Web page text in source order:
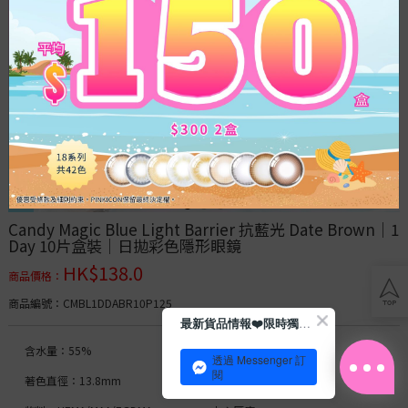
Acuvue
博
士
倫
透
明
Blog
tips
會
員
Candy Magic Blue Light Barrier 抗藍光 Date Brown｜1
Day 10片盒裝｜日拋彩色隱形眼鏡
商品價格 ： HK$138.0
商品編號：CMBL1DDABR10P125
含水量：55%
直徑：14.5mm
著色直徑：13.8mm
基弧：8.6
最新貨品情報❤️限時獨家優惠
透過 Messenger 訂
閱